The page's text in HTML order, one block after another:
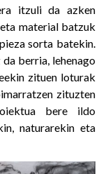
itzuli da azken
material batzuk
sorta batekin.
berria, lehenago
zituen loturak
zituzten
bere ildo
naturarekin eta